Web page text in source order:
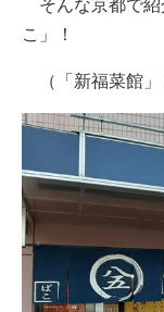
そんな京都で紹
こ」！
（「新福菜館」